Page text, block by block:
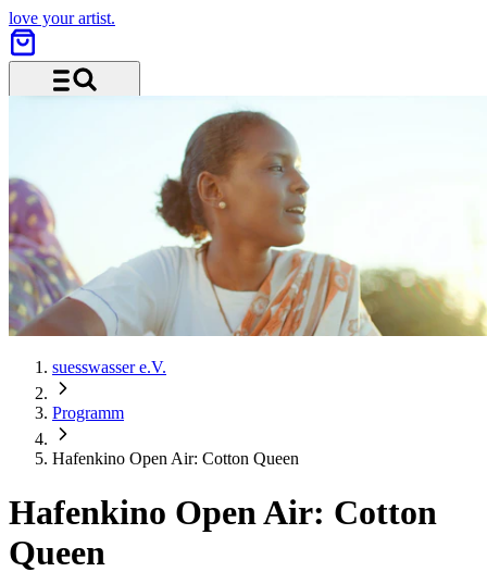
love your artist.
suesswasser e.V.
Programm
Hafenkino Open Air: Cotton Queen
Hafenkino Open Air: Cotton
Queen